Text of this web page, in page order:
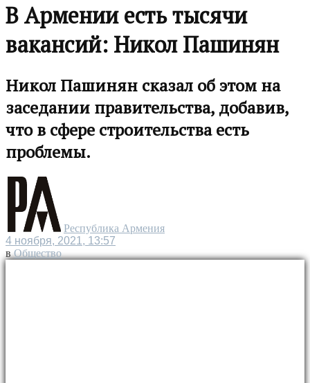
В Армении есть тысячи
вакансий: Никол Пашинян
Никол Пашинян сказал об этом на
заседании правительства, добавив,
что в сфере строительства есть
проблемы.
Республика Армения
4 ноября, 2021, 13:57
в Общество